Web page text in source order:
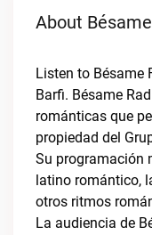
About
Listen to Bésame
Barfi. Bésame
románticas que
propiedad del
Su programación
latino romántico,
otros ritmos
La audiencia de